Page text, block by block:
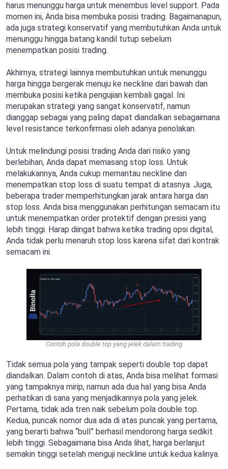
harus menunggu harga untuk menembus level support. Pada
momen ini, Anda bisa membuka posisi trading. Bagaimanapun,
ada juga strategi konservatif yang membutuhkan Anda untuk
menunggu hingga batang kandil tutup sebelum
menempatkan posisi trading.
Akhirnya, strategi lainnya membutuhkan untuk menunggu
harga hingga bergerak menuju ke neckline dari bawah dan
membuka posisi ketika pengujian kembali gagal. Ini
merupakan strategi yang sangat konservatif, namun
dianggap sebagai yang paling dapat diandalkan sebagaimana
level resistance terkonfirmasi oleh adanya penolakan.
Untuk melindungi posisi trading Anda dari risiko yang
berlebihan, Anda dapat memasang stop loss. Untuk
melakukannya, Anda cukup memantau neckline dan
menempatkan stop loss di suatu tempat di atasnya. Juga,
beberapa trader memperhitungkan jarak antara harga dan
stop loss. Anda bisa menggunakan perhitungan semacam itu
untuk menempatkan order protektif dengan presisi yang
lebih tinggi. Harap diingat bahwa ketika trading opsi digital,
Anda tidak perlu menaruh stop loss karena sifat dari kontrak
semacam ini.
Contoh pola double top yang jelek dalam trading
Tidak semua pola yang tampak seperti double top dapat
diandalkan. Dalam contoh di atas, Anda bisa melihat formasi
yang tampaknya mirip, namun ada dua hal yang bisa Anda
perhatikan di sana yang menjadikannya pola yang jelek.
Pertama, tidak ada tren naik sebelum pola double top.
Kedua, puncak nomor dua ada di atas puncak yang pertama,
yang berarti bahwa “bull” berhasil mendorong harga sedikit
lebih tinggi. Sebagaimana bisa Anda lihat, harga berlanjut
semakin tinggi setelah menguji neckline untuk kedua kalinya.